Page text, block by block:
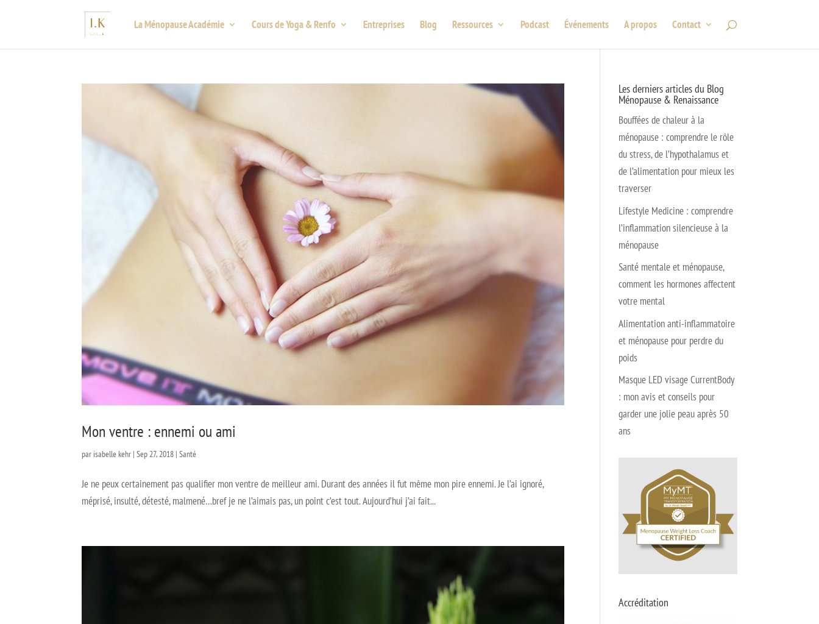
La Ménopause Académie Cours de Yoga & Renfo Entreprises Blog Ressources Podcast Événements A propos Contact
Mon ventre : ennemi ou ami
par isabelle kehr |Sep 27, 2018 |Santé
Je ne peux certainement pas qualifier mon ventre de meilleur ami. Durant des années il fut même mon pire ennemi. Je l’ai ignoré,
méprisé, insulté, détesté, malmené…bref je ne l’aimais pas, un point c’est tout. Aujourd’hui j’ai fait...
Les derniers articles du Blog
Ménopause & Renaissance
Bouffées de chaleur à la
ménopause : comprendre le rôle
du stress, de l’hypothalamus et
de l’alimentation pour mieux les
traverser
Lifestyle Medicine : comprendre
l’inflammation silencieuse à la
ménopause
Santé mentale et ménopause,
comment les hormones affectent
votre mental
Alimentation anti-inflammatoire
et ménopause pour perdre du
poids
Masque LED visage CurrentBody
: mon avis et conseils pour
garder une jolie peau après 50
ans
Accréditation